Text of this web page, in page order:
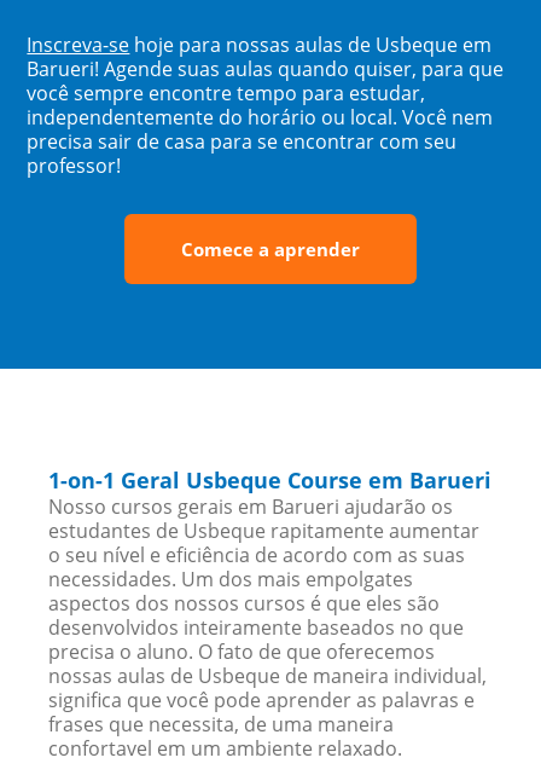
Inscreva-se hoje para nossas aulas de Usbeque em
Barueri! Agende suas aulas quando quiser, para que
você sempre encontre tempo para estudar,
independentemente do horário ou local. Você nem
precisa sair de casa para se encontrar com seu
professor!
Comece a aprender
1-on-1 Geral Usbeque Course em Barueri
Nosso cursos gerais em Barueri ajudarão os
estudantes de Usbeque rapitamente aumentar
o seu nível e eficiência de acordo com as suas
necessidades. Um dos mais empolgates
aspectos dos nossos cursos é que eles são
desenvolvidos inteiramente baseados no que
precisa o aluno. O fato de que oferecemos
nossas aulas de Usbeque de maneira individual,
significa que você pode aprender as palavras e
frases que necessita, de uma maneira
confortavel em um ambiente relaxado.